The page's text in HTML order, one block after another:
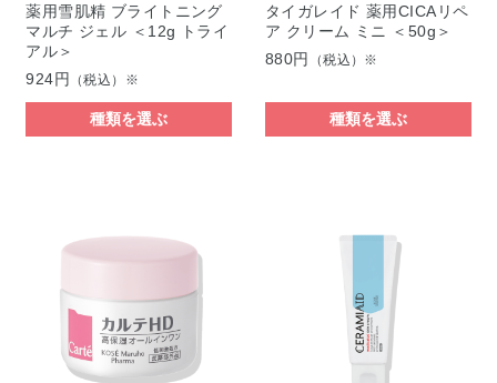
薬用雪肌精 ブライトニング
マルチ ジェル ＜12g トライ
アル＞
924円
（税込）※
種類を選ぶ
タイガレイド 薬用CICAリペ
ア クリーム ミニ ＜50g＞
880円
（税込）※
種類を選ぶ